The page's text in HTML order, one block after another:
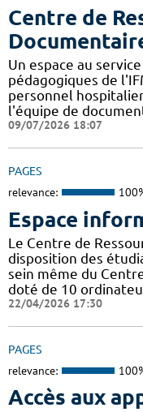
Centre de
Un espace au
pédagogiques de
personnel
l'équipe de
09/07/2026 18:07
PAGES
relevance:
Espace
Le Centre de
disposition des
sein même du
doté de 10
22/04/2026 17:30
PAGES
relevance:
Accès aux